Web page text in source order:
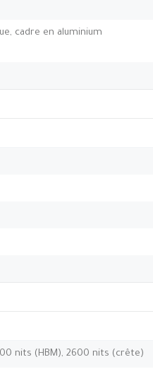
cadre en aluminium
nits (HBM), 2600 nits (crête)